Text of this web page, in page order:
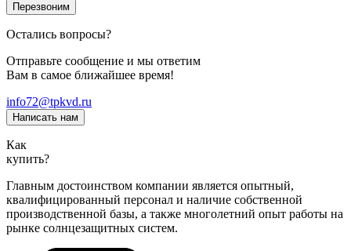
Перезвоним
Остались вопросы?
Отправьте сообщение и мы ответим
Вам в самое ближайшее время!
info72@tpkvd.ru
Написать нам
Как
купить?
Главным достоинством компании является опытный,
квалифицированный персонал и наличие собственной
производственной базы, а также многолетний опыт работы на
рынке солнцезащитных систем.